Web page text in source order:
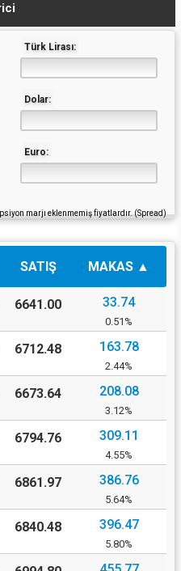
Türk Lirası:
Dolar:
Euro:
marjı eklenmemiş fiyatlardır. (Spread)
SATIŞ MAKAS
6641.00 33.74
0.51%
6712.48 163.78
2.44%
6673.64 208.08
3.12%
6794.76 309.11
4.55%
6861.97 386.76
5.64%
6840.48 396.47
5.80%